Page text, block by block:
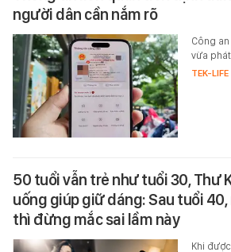
người dân cần nắm rõ
Công
vừa
TEK-LIFE
50 tuổi vẫn trẻ như tuổi 30, Thư
uống giúp giữ dáng: Sau tuổi
thì đừng mắc sai lầm này
Khi